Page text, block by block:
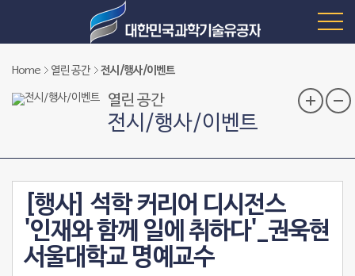
Home 열린 공간 전시/행사/이벤트
열린 공간
전시/행사/이벤트
[행사] 석학 커리어 디시전스
'인재와 함께 일에 취하다'_권욱현
서울대학교 명예교수